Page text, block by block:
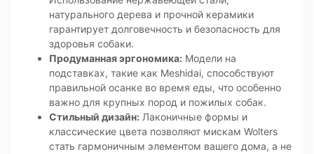
натурального дерева и прочной керамики
гарантирует долговечность и безопасность для
здоровья собаки.
Продуманная эргономика: Модели на
подставках, такие как Meshidai, способствуют
правильной осанке во время еды, что особенно
важно для крупных пород и пожилых собак.
Стильный дизайн: Лаконичные формы и
классические цвета позволяют мискам Wolters
стать гармоничным элементом вашего дома, а не